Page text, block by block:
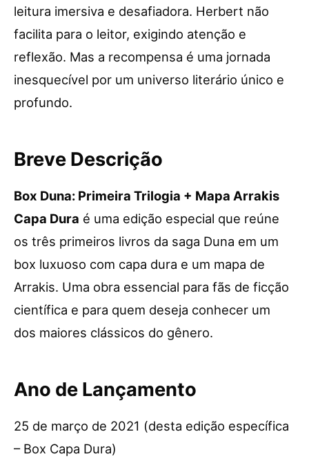
leitura imersiva e desafiadora. Herbert não
facilita para o leitor, exigindo atenção e
reflexão. Mas a recompensa é uma jornada
inesquecível por um universo literário único e
profundo.
Breve Descrição
Box Duna: Primeira Trilogia + Mapa Arrakis
Capa Dura é uma edição especial que reúne
os três primeiros livros da saga Duna em um
box luxuoso com capa dura e um mapa de
Arrakis. Uma obra essencial para fãs de ficção
científica e para quem deseja conhecer um
dos maiores clássicos do gênero.
Ano de Lançamento
25 de março de 2021 (desta edição específica
– Box Capa Dura)